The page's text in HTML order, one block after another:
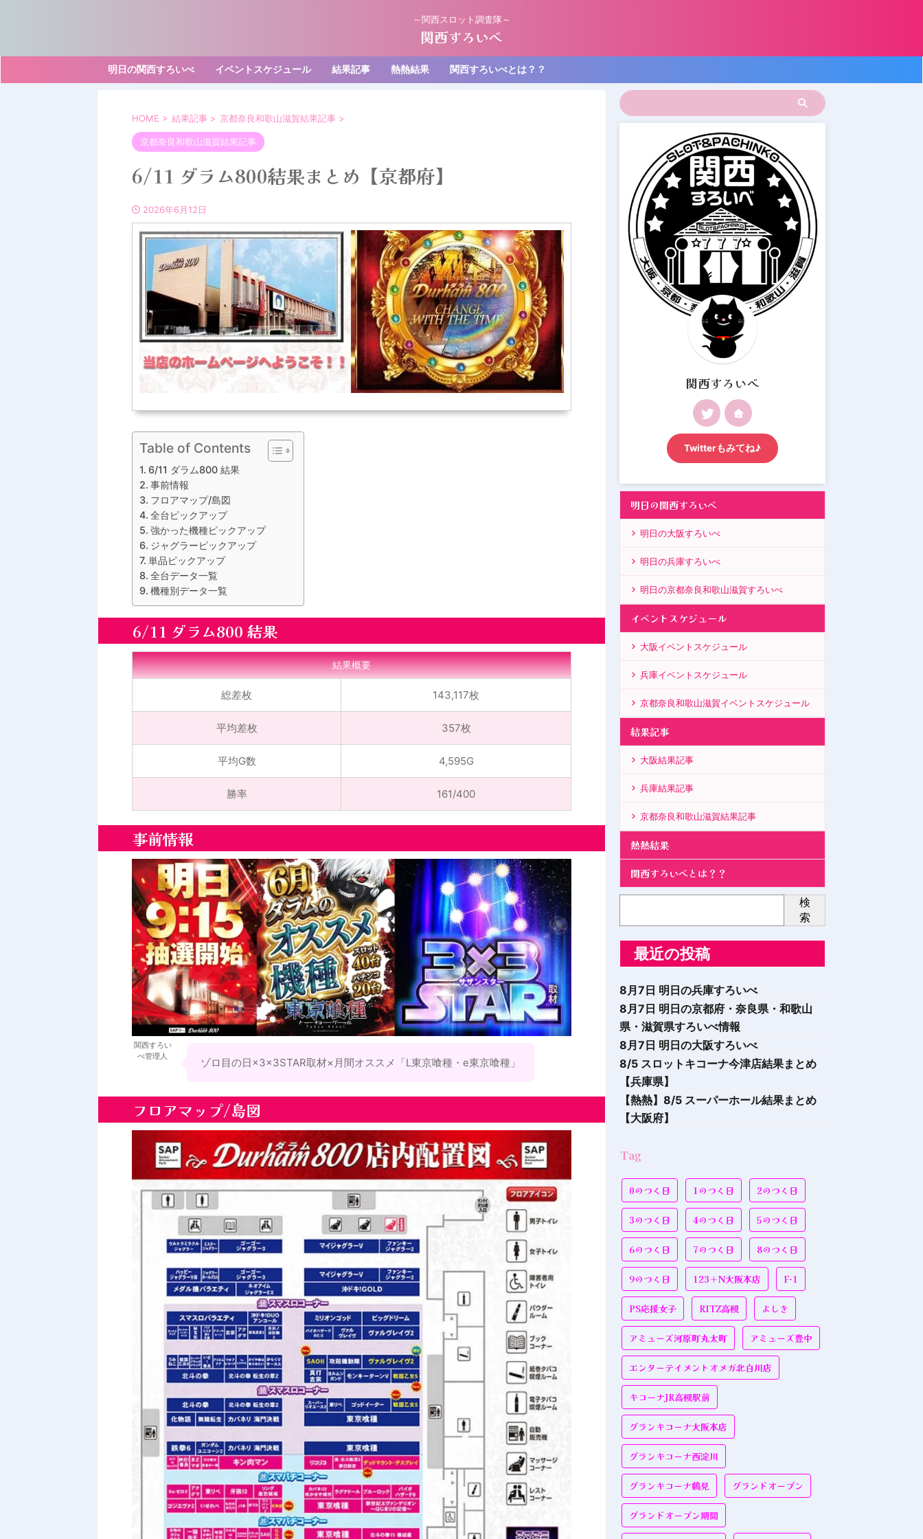
～関西スロット調査隊～
関西すろいべ
明日の関西すろいべ イベントスケジュール 結果記事 熱熱結果 関西すろいべとは？？
HOME > 結果記事 > 京都奈良和歌山滋賀結果記事 >
京都奈良和歌山滋賀結果記事
6/11 ダラム800結果まとめ【京都府】
2026年6月12日
Table of Contents
6/11 ダラム800 結果
事前情報
フロアマップ/島図
全台ピックアップ
強かった機種ピックアップ
ジャグラーピックアップ
単品ピックアップ
全台データ一覧
機種別データ一覧
6/11 ダラム800 結果
結果概要
総差枚 143,117枚
平均差枚 357枚
平均G数 4,595G
勝率 161/400
事前情報
関西すろい
べ管理人
ゾロ目の日×3×3STAR取材×月間オススメ「L東京喰種・e東京喰種」
フロアマップ/島図
関西すろいべ
Twitterもみてね♪
明日の関西すろいべ
明日の大阪すろいべ
明日の兵庫すろいべ
明日の京都奈良和歌山滋賀すろいべ
イベントスケジュール
大阪イベントスケジュール
兵庫イベントスケジュール
京都奈良和歌山滋賀イベントスケジュール
結果記事
大阪結果記事
兵庫結果記事
京都奈良和歌山滋賀結果記事
熱熱結果
関西すろいべとは？？
検
索
最近の投稿
8月7日 明日の兵庫すろいべ
8月7日 明日の京都府・奈良県・和歌山
県・滋賀県すろいべ情報
8月7日 明日の大阪すろいべ
8/5 スロットキコーナ今津店結果まとめ
【兵庫県】
【熱熱】8/5 スーパーホール結果まとめ
【大阪府】
Tag
0のつく日 1のつく日 2のつく日
3のつく日 4のつく日 5のつく日
6のつく日 7のつく日 8のつく日
9のつく日 123＋N大阪本店 F-1
PS応援女子 RITZ高槻 よしき
アミューズ河原町丸太町 アミューズ豊中
エンターテイメントオメガ北白川店
キコーナJR高槻駅前
グランキコーナ大阪本店
グランキコーナ西淀川
グランキコーナ鶴見 グランドオープン
グランドオープン期間